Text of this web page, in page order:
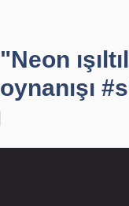
"Neon
oynanışı